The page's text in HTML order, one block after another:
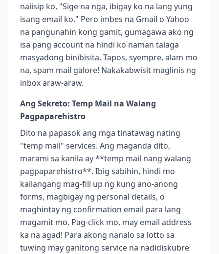
naiisip ko, "Sige na nga, ibigay ko na lang yung
isang email ko." Pero imbes na Gmail o Yahoo
na pangunahin kong gamit, gumagawa ako ng
isa pang account na hindi ko naman talaga
masyadong binibisita. Tapos, syempre, alam mo
na, spam mail galore! Nakakabwisit maglinis ng
inbox araw-araw.
Ang Sekreto: Temp Mail na Walang
Pagpaparehistro
Dito na papasok ang mga tinatawag nating
"temp mail" services. Ang maganda dito,
marami sa kanila ay **temp mail nang walang
pagpaparehistro**. Ibig sabihin, hindi mo
kailangang mag-fill up ng kung ano-anong
forms, magbigay ng personal details, o
maghintay ng confirmation email para lang
magamit mo. Pag-click mo, may email address
ka na agad! Para akong nanalo sa lotto sa
tuwing may ganitong service na nadidiskubre